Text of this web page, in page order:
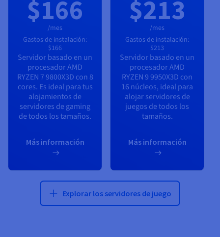
$166
/mes
Gastos de instalación:
$166
Servidor basado en un
procesadorAMD
RYZEN 7 9800X3D con 8
cores. Es ideal para tus
alojamientos de
servidores de gaming
de todos los tamaños.
Más información
$213
/mes
Gastos de instalación:
$213
Servidor basado en un
procesadorAMD
RYZEN 9 9950X3D con
16 núcleos, ideal para
alojar servidores de
juegos de todos los
tamaños.
Más información
Explorar los servidores de juego